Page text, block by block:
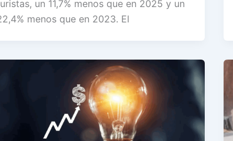
un 11,7% menos que en 2025 y un
menos que en 2023. El